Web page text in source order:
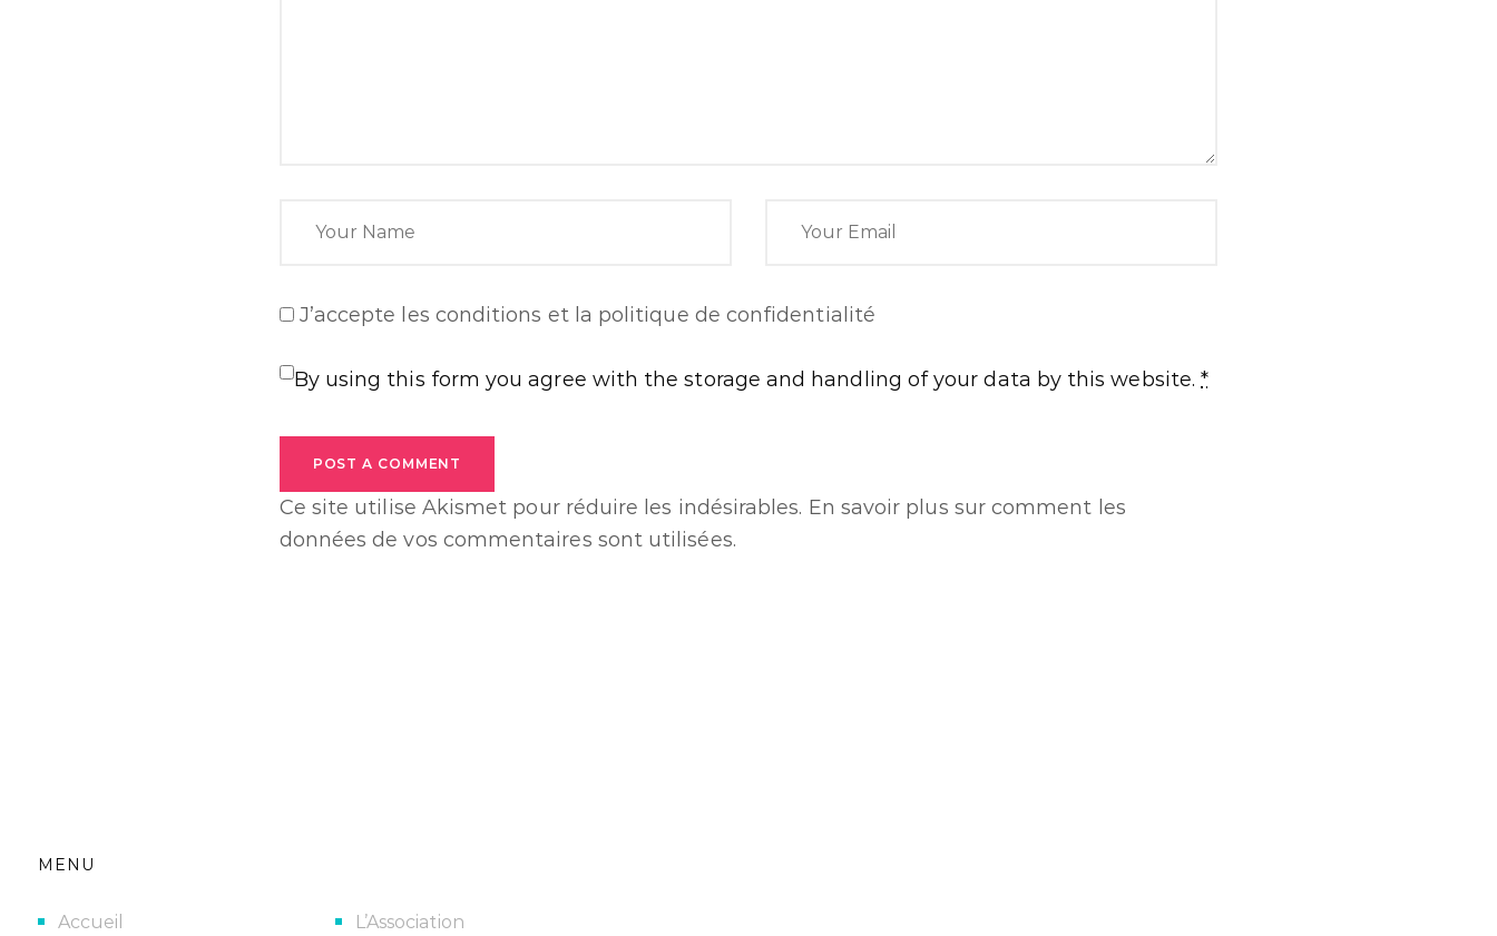
J’accepte les conditions et la politique de confidentialité
By using this form you agree with the storage and handling of your data by this website.*
POST A COMMENT
Ce site utilise Akismet pour réduire les indésirables. En savoir plus sur comment les
données de vos commentaires sont utilisées.
MENU
Accueil L’Association